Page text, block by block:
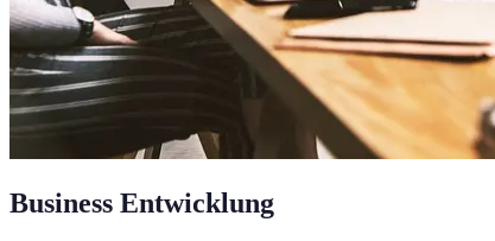
Business Entwicklung